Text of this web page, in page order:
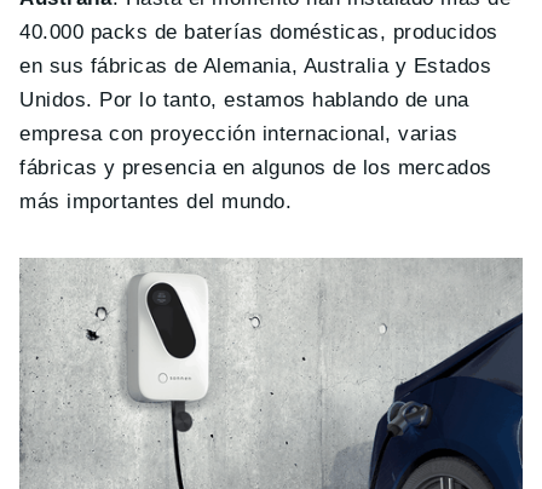
40.000 packs de baterías domésticas, producidos
en sus fábricas de Alemania, Australia y Estados
Unidos. Por lo tanto, estamos hablando de una
empresa con proyección internacional, varias
fábricas y presencia en algunos de los mercados
más importantes del mundo.